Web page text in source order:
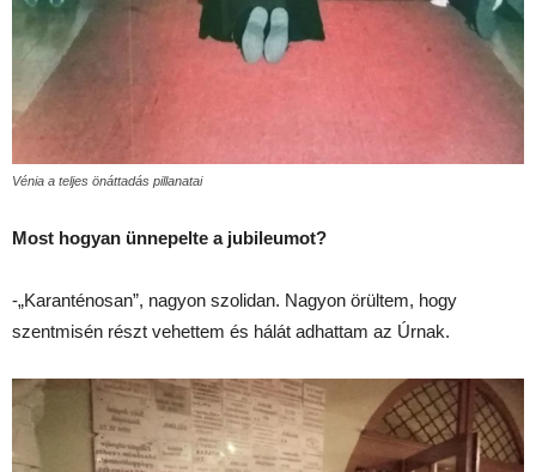
Vénia a teljes önáttadás pillanatai
Most hogyan ünnepelte a jubileumot?
-„Karanténosan”, nagyon szolidan. Nagyon örültem, hogy
szentmisén részt vehettem és hálát adhattam az Úrnak.